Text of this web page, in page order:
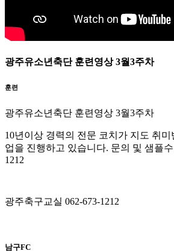
광주유소년축단 훈련영상 3월3주차
훈련
광주유소년축단 훈련영상 3월3주차
10년이상 경력의 전문 코치가 지도 취
업을 진행하고 있습니다. 문의 및 샘플
1212
광주축구교실 062-673-1212
남구FC